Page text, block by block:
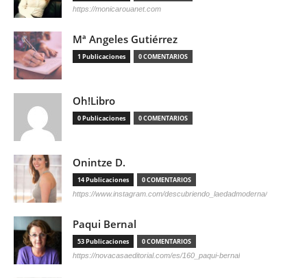
https://monicarouanet.com
Mª Angeles Gutiérrez
1 Publicaciones 0 COMENTARIOS
Oh!Libro
0 Publicaciones 0 COMENTARIOS
Onintze D.
14 Publicaciones 0 COMENTARIOS
https://www.instagram.com/descubriendo_laedadmoderna/
Paqui Bernal
53 Publicaciones 0 COMENTARIOS
https://novacasaeditorial.com/es/160_paqui-bernal